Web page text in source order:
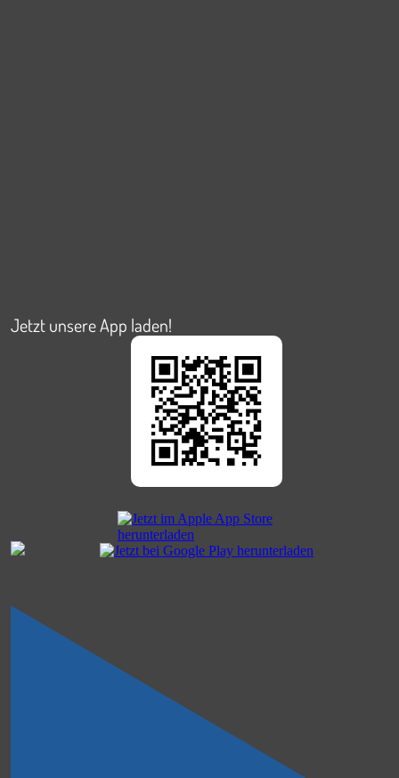
Jetzt unsere App laden!